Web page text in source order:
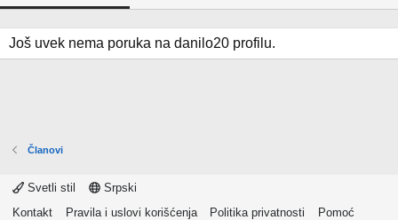
Još uvek nema poruka na danilo20 profilu.
Članovi
Svetli stil
Srpski
Kontakt
Pravila i uslovi korišćenja Politika privatnosti
Pomoć